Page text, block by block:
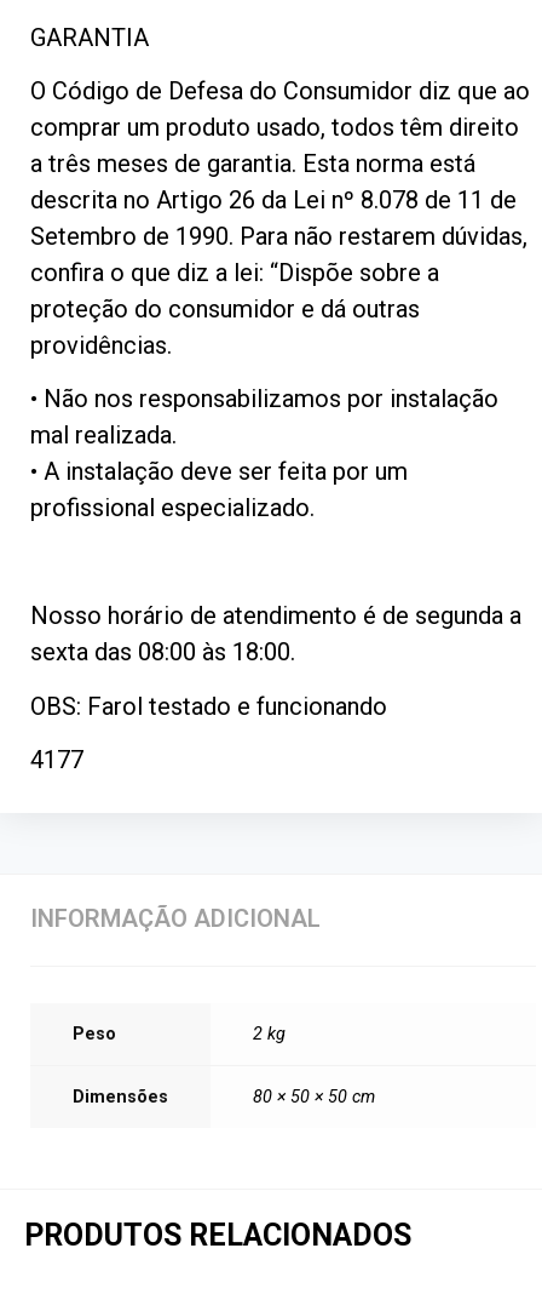
GARANTIA
O Código de Defesa do Consumidor diz que ao
comprar um produto usado, todos têm direito
a três meses de garantia. Esta norma está
descrita no Artigo 26 da Lei nº 8.078 de 11 de
Setembro de 1990. Para não restarem dúvidas,
confira o que diz a lei: “Dispõe sobre a
proteção do consumidor e dá outras
providências.
• Não nos responsabilizamos por instalação
mal realizada.
• A instalação deve ser feita por um
profissional especializado.
Nosso horário de atendimento é de segunda a
sexta das 08:00 às 18:00.
OBS: Farol testado e funcionando
4177
INFORMAÇÃO ADICIONAL
Peso 2 kg
Dimensões 80 × 50 × 50 cm
PRODUTOS RELACIONADOS